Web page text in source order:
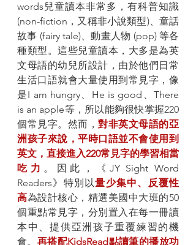
words兒童讀本非常多，有科普知識
(non-fiction，又稱非小說類型)、童話
故事 (fairy tale)、動畫人物 (pop) 等各
種類型。這些兒童讀本，大多是為英
文母語的幼兒所設計，由於他們日常
生活口語就會大量使用到常見字，像
是I am hungry、He is good、There
is an apple等，所以能夠很快掌握220
個常見字。然而，對非英文母語的亞
洲孩子來說，平時口語並不會使用到
英文，直接進入220常見字的學習相當
吃力 。因此，《JY Sight Word
Readers》特別以量少集中、反覆性
高為設計核心，精選美國中大班的50
個重點常見字，分別置入在每一冊讀
本中、提供亞洲孩子重覆練習的機
會。 再搭配KidsRead點讀筆的播放功